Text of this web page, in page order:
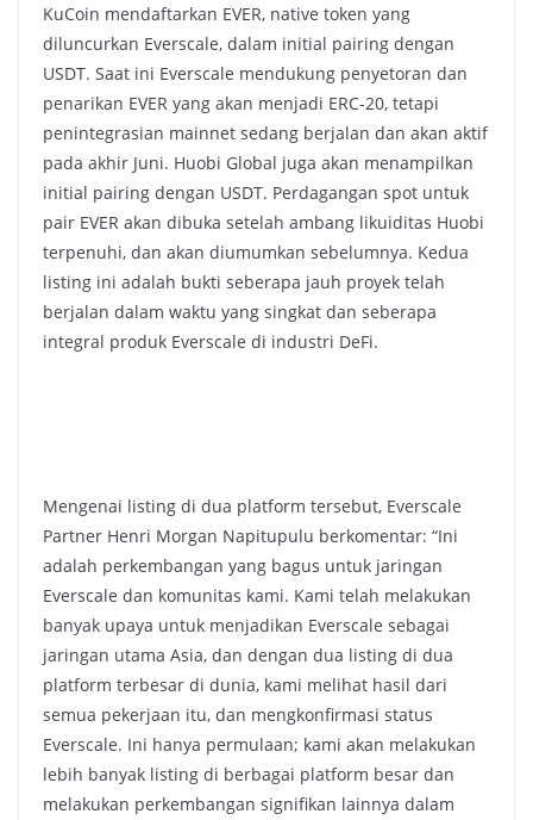
KuCoin mendaftarkan EVER, native token yang
diluncurkan Everscale, dalam initial pairing dengan
USDT. Saat ini Everscale mendukung penyetoran dan
penarikan EVER yang akan menjadi ERC-20, tetapi
penintegrasian mainnet sedang berjalan dan akan aktif
pada akhir Juni. Huobi Global juga akan menampilkan
initial pairing dengan USDT. Perdagangan spot untuk
pair EVER akan dibuka setelah ambang likuiditas Huobi
terpenuhi, dan akan diumumkan sebelumnya. Kedua
listing ini adalah bukti seberapa jauh proyek telah
berjalan dalam waktu yang singkat dan seberapa
integral produk Everscale di industri DeFi.
Mengenai listing di dua platform tersebut, Everscale
Partner Henri Morgan Napitupulu berkomentar: “Ini
adalah perkembangan yang bagus untuk jaringan
Everscale dan komunitas kami. Kami telah melakukan
banyak upaya untuk menjadikan Everscale sebagai
jaringan utama Asia, dan dengan dua listing di dua
platform terbesar di dunia, kami melihat hasil dari
semua pekerjaan itu, dan mengkonfirmasi status
Everscale. Ini hanya permulaan; kami akan melakukan
lebih banyak listing di berbagai platform besar dan
melakukan perkembangan signifikan lainnya dalam